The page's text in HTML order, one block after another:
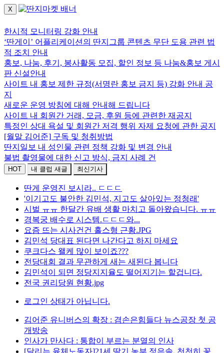
X
한시적 모니터링 강화 안내
‘딴게이’ 어플리케이션의 딴지그룹 콘텐츠 무단 도용 관련 법
적 조치 안내
홍보, 나눔, 후기, 봉사활동 모집, 할인 정보 등 나눔&홍보 게시
판 신설안내
사이트 내 홍보 제한 규정(서명란 홍보 금지 등) 강화 안내 공
지
새로운 운영 방침에 대해 안내해 드립니다
사이트 내 회원간 거래, 모금, 후원 등에 관련한 재공지
특정인 상대 욕설 및 회원간 저격 행위 자제 요청에 관한 공지
[월말 김어준] 구독 및 청취방법
딴지일보 내 성인물 관련 정책 강화 및 변경 안내
불법 촬영물에 대한 신고 방식, 금지 사례 건
HOT 내 클럽 새글 최신기사
딴게 운영진 보시라.. ㄷㄷㄷ
'이기고도 불안한 김민석, 지고도 살아있는 정청래'
시벌 ㅠㅠ 한달간 유배 생활 마치고 돌아왔습니다. ㅠㅠ
경복궁 배수로 시스템.ㄷㄷㄷ와...
요즘 뜨는 시사건건 홀스형 근황.JPG
김민석 당대표 된다면 나간다고 하지 마세요
쿠크다스 왤케 많이 보이죠???
전당대회 결과 무관하게 새는 새된다 봅니다
김민석이 되면 정당지지율도 떨어지기는 할겁니다.
전국 권리당원 현황.jpg
로그인 상태가 아닙니다.
김어준 유니버스의 확장 : 겸손은힘들다 뉴스공장 첫 공
개방송
인사가 만사다 : 통합이 부르는 분열의 인사
[달리는 육체노동자]21세 딸기 농부 정은솔, 천천히 꽃